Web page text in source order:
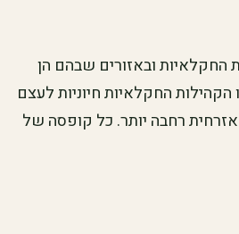
ובאזורים שבהם הן
החקלאיות חיוניות לעצם
רחבה יותר. כל קופסה של